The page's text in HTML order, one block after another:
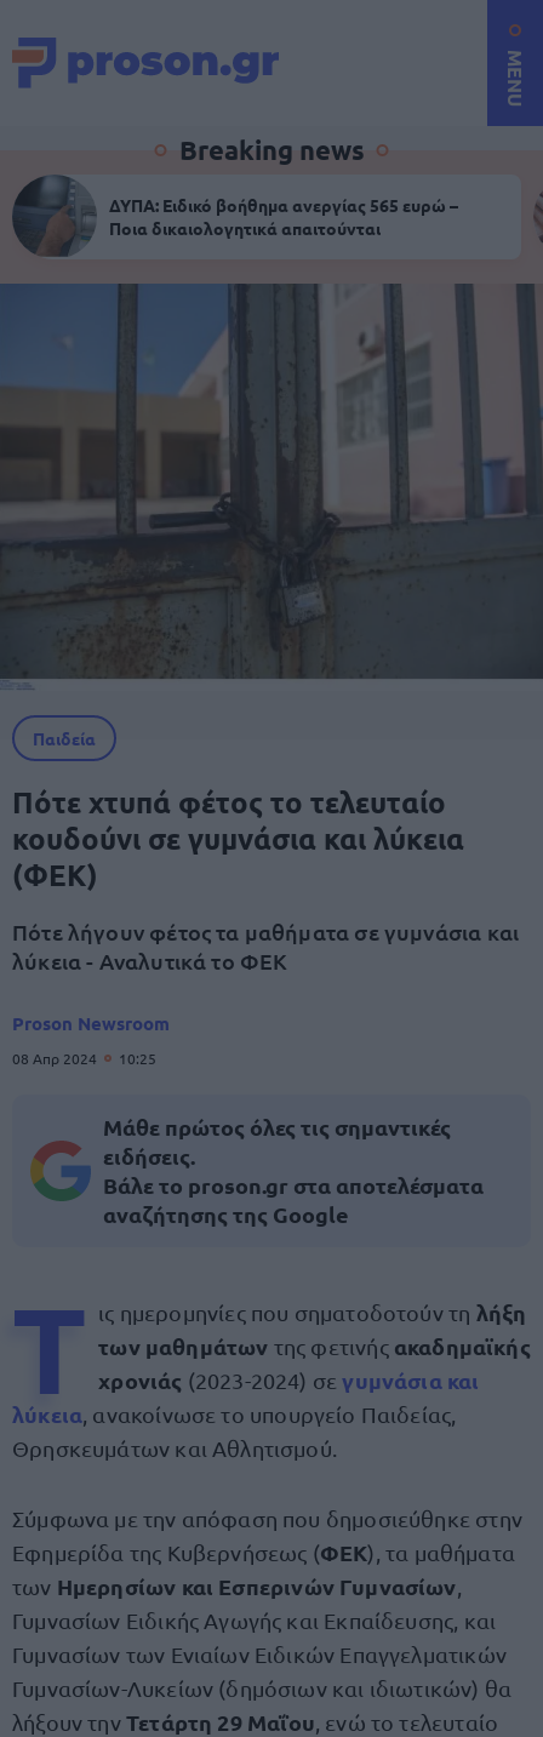
MENU
Breaking news
ΔΥΠΑ: Ειδικό βοήθημα ανεργίας 565 ευρώ –
Ποια δικαιολογητικά απαιτούνται
Παιδεία
Πότε χτυπά φέτος το τελευταίο
κουδούνι σε γυμνάσια και λύκεια
(ΦΕΚ)
Πότε λήγουν φέτος τα μαθήματα σε γυμνάσια και
λύκεια - Αναλυτικά το ΦΕΚ
Proson Newsroom
08 Απρ 2024 10:25
Μάθε πρώτος όλες τις σημαντικές
ειδήσεις.
Βάλε το proson.gr στα αποτελέσματα
αναζήτησης της Google
Τ ις ημερομηνίες που σηματοδοτούν τη λήξη
των μαθημάτων της φετινής ακαδημαϊκής
χρονιάς (2023-2024) σεγυμνάσια και
λύκεια , ανακοίνωσε το υπουργείο Παιδείας,
Θρησκευμάτων και Αθλητισμού.
Σύμφωνα με την απόφαση που δημοσιεύθηκε στην
Εφημερίδα της Κυβερνήσεως (ΦΕΚ), τα μαθήματα
των Ημερησίων και Εσπερινών Γυμνασίων
Γυμνασίων Ειδικής Αγωγής και Εκπαίδευσης, και
Γυμνασίων των Ενιαίων Ειδικών Επαγγελματικών
Γυμνασίων-Λυκείων (δημόσιων και ιδιωτικών) θα
λήξουν τηνΤετάρτη 29 Μαΐου , ενώ το τελευταίο